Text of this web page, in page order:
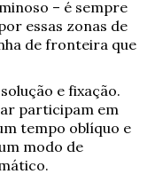
– é sempre
essas zonas de
de fronteira que
e fixação.
participam em
tempo oblíquo e
modo de